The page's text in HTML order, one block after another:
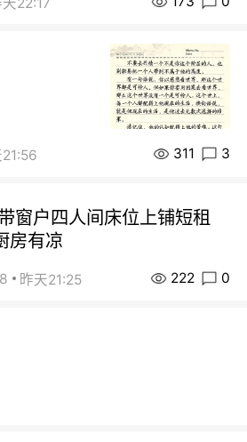
311 3
窗户四人间床位上铺短租
房有凉
昨天21:25 222 0